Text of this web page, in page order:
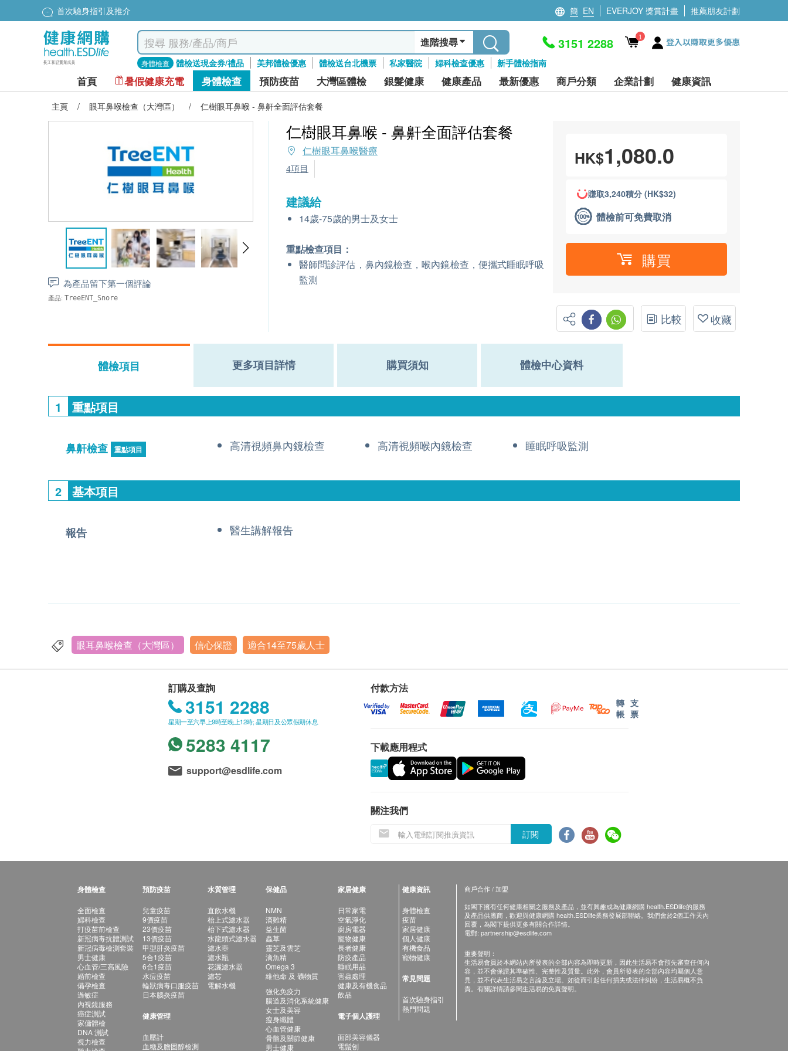
首次驗身指引及推介 簡 EN EVERJOY 獎賞計畫 推薦朋友計劃
進階搜尋
身體檢查 體檢送現金券/禮品 美邦體檢優惠 體檢送台北機票 私家醫院 婦科檢查優惠 新手體檢指南
3151 2288 1 登入以賺取更多優惠
首頁 暑假健康充電 身體檢查 預防疫苗 大灣區體檢 銀髮健康 健康產品 最新優惠 商戶分類 企業計劃 健康資訊
主頁 / 眼耳鼻喉檢查（大灣區） / 仁樹眼耳鼻喉 - 鼻鼾全面評估套餐
為產品留下第一個評論
產品: TreeENT_Snore
仁樹眼耳鼻喉 - 鼻鼾全面評估套餐
仁樹眼耳鼻喉醫療
4項目
建議給
14歲-75歲的男士及女士
重點檢查項目：
醫師問診評估，鼻內鏡檢查，喉內鏡檢查，便攜式睡眠呼吸
監測
HK$1,080.0
賺取3,240積分 (HK$32)
體檢前可免費取消
購買
比較 收藏
體檢項目 更多項目詳情 購買須知 體檢中心資料
1 重點項目
鼻鼾檢查 重點項目 高清視頻鼻內鏡檢查 高清視頻喉內鏡檢查 睡眠呼吸監測
2 基本項目
報告 醫生講解報告
眼耳鼻喉檢查（大灣區） 信心保證 適合14至75歲人士
訂購及查詢
3151 2288
星期一至六早上9時至晚上12時; 星期日及公眾假期休息
5283 4117
support@esdlife.com
付款方法
轉
帳
支
票
下載應用程式
關注我們
訂閱
身體檢查
全面檢查
婦科檢查
打疫苗前檢查
新冠病毒抗體測試
新冠病毒檢測套裝
男士健康
心血管/三高風險
婚前檢查
備孕檢查
過敏症
內視鏡服務
癌症測試
家傭體檢
DNA 測試
視力檢查
預防疫苗
兒童疫苗
9價疫苗
23價疫苗
13價疫苗
甲型肝炎疫苗
5合1疫苗
6合1疫苗
水痘疫苗
輪狀病毒口服疫苗
日本腦炎疫苗
健康管理
血壓計
血糖及膽固醇檢測
水質管理
直飲水機
枱上式濾水器
枱下式濾水器
水龍頭式濾水器
濾水壺
濾水瓶
花灑濾水器
濾芯
電解水機
保健品
NMN
滴雞精
益生菌
蟲草
靈芝及雲芝
滴魚精
Omega 3
維他命 及 礦物質
強化免疫力
腸道及消化系統健康
女士及美容
瘦身纖體
心血管健康
骨骼及關節健康
男士健康
家居健康
日常家電
空氣淨化
廚房電器
寵物健康
長者健康
防疫產品
睡眠用品
害蟲處理
健康及有機食品
飲品
電子個人護理
面部美容儀器
電鬚刨
健康資訊
身體檢查
疫苗
家居健康
個人健康
有機食品
寵物健康
常見問題
首次驗身指引
熱門問題
商戶合作 / 加盟
如閣下擁有任何健康相關之服務及產品，並有興趣成為健康網購 health.ESDlife的服務
及產品供應商，歡迎與健康網購 health.ESDlife業務發展部聯絡。我們會於2個工作天內
回覆，為閣下提供更多有關合作詳情。
電郵: partnership@esdlife.com
重要聲明：
生活易會員於本網站內所發表的全部內容為即時更新，因此生活易不會預先審查任何內
容，並不會保證其準確性、完整性及質量。此外，會員所發表的全部內容均屬個人意
見，並不代表生活易之言論及立場。如從而引起任何損失或法律糾紛，生活易概不負
責。有關詳情請參閱生活易的免責聲明。